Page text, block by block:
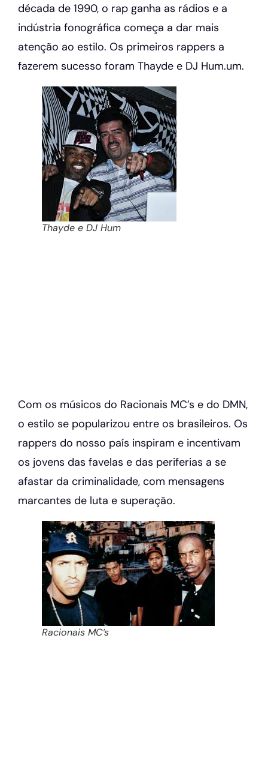
década de 1990, o rap ganha as rádios e a
indústria fonográfica começa a dar mais
atenção ao estilo. Os primeiros rappers a
fazerem sucesso foram Thayde e DJ Hum.um.
Thayde e DJ Hum
Com os músicos do Racionais MC’s e do DMN,
o estilo se popularizou entre os brasileiros. Os
rappers do nosso país inspiram e incentivam
os jovens das favelas e das periferias a se
afastar da criminalidade, com mensagens
marcantes de luta e superação.
Racionais MC’s